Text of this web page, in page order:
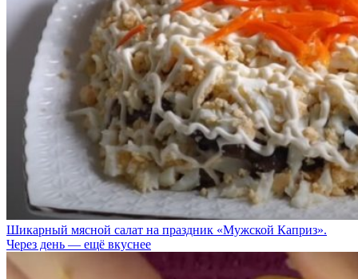
Шикарный мясной салат на праздник «Мужской Каприз».
Через день — ещё вкуснее